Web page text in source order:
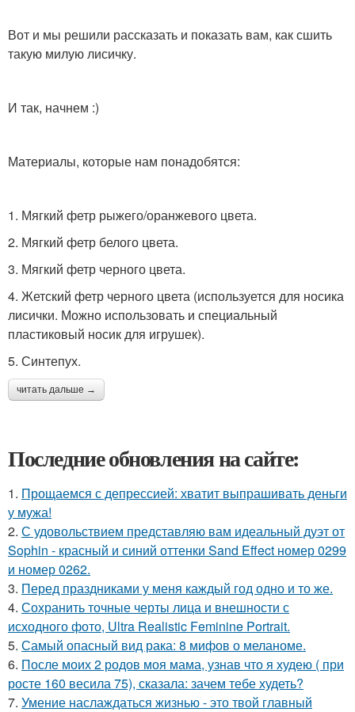
Вот и мы решили рассказать и показать вам, как сшить
такую милую лисичку.
И так, начнем :)
Материалы, которые нам понадобятся:
1. Мягкий фетр рыжего/оранжевого цвета.
2. Мягкий фетр белого цвета.
3. Мягкий фетр черного цвета.
4. Жетский фетр черного цвета (используется для носика
лисички. Можно использовать и специальный
пластиковый носик для игрушек).
5. Синтепух.
читать дальше →
Последние обновления на сайте:
1. Прощаемся с депрессией: хватит выпрашивать деньги
у мужа!
2. С удовольствием представляю вам идеальный дуэт от
Sophin - красный и синий оттенки Sand Effect номер 0299
и номер 0262.
3. Перед праздниками у меня каждый год одно и то же.
4. Сохранить точные черты лица и внешности с
исходного фото, Ultra Realistic Feminine Portrait.
5. Самый опасный вид рака: 8 мифов о меланоме.
6. После моих 2 родов моя мама, узнав что я худею ( при
росте 160 весила 75), сказала: зачем тебе худеть?
7. Умение наслаждаться жизнью - это твой главный